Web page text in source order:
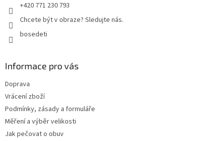
+420 771 230 793
Chcete být v obraze? Sledujte nás.
bosedeti
Informace pro vás
Doprava
Vrácení zboží
Podmínky, zásady a formuláře
Měření a výběr velikosti
Jak pečovat o obuv